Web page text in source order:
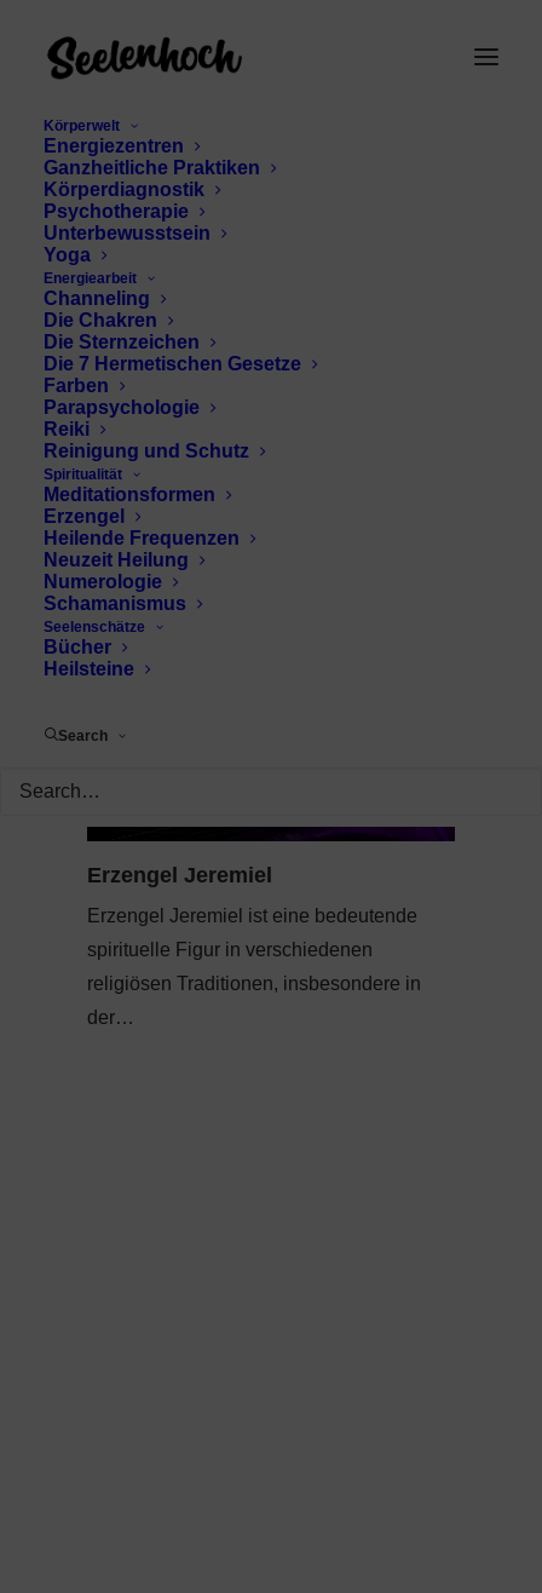
Körperwelt
Energiezentren
Ganzheitliche Praktiken
Körperdiagnostik
Psychotherapie
Unterbewusstsein
Yoga
Energiearbeit
Channeling
Die Chakren
Die Sternzeichen
Die 7 Hermetischen Gesetze
Farben
Parapsychologie
Reiki
Reinigung und Schutz
Spiritualität
Meditationsformen
Erzengel
Heilende Frequenzen
Neuzeit Heilung
Numerologie
Schamanismus
Seelenschätze
Bücher
Heilsteine
Search
Transformation
Jeremiel
Erzengel Jeremiel
Erzengel Jeremiel ist eine bedeutende
spirituelle Figur in verschiedenen
religiösen Traditionen, insbesondere in
der…